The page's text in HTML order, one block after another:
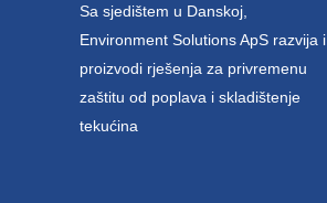
Sa sjedištem u Danskoj,
Environment Solutions ApS razvija i
proizvodi rješenja za privremenu
zaštitu od poplava i skladištenje
tekućina